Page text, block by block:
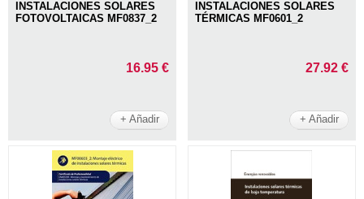
INSTALACIONES SOLARES
FOTOVOLTAICAS MF0837_2
16.95 €
+ Añadir
INSTALACIONES SOLARES
TÉRMICAS MF0601_2
27.92 €
+ Añadir